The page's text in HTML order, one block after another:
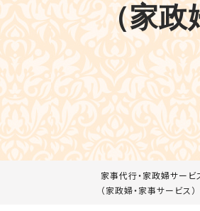
（家政
家事代行・家政婦サービ
（家政婦・家事サービス）